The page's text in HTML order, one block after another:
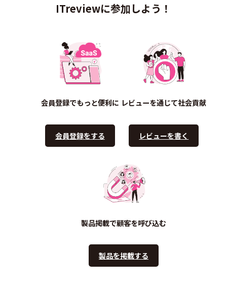
ITreviewに参加しよう！
会員登録でもっと便利に
会員登録をする
レビューを通じて社会貢献
レビューを書く
製品掲載で顧客を呼び込む
製品を掲載する